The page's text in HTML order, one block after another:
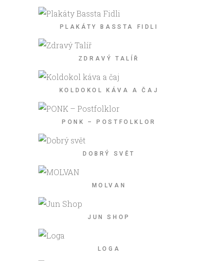
PLAKÁTY BASSTA FIDLI
ZDRAVÝ TALÍŘ
KOLDOKOL KÁVA A ČAJ
PONK – POSTFOLKLOR
DOBRÝ SVĚT
MOLVAN
JUN SHOP
LOGA